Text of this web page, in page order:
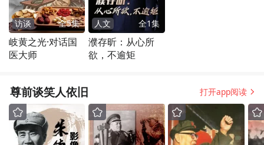
访谈 全5集
岐黄之光·对话国
医大师
人文 全1集
濮存昕：从心所
欲，不逾矩
尊前谈笑人依旧 打开app阅读